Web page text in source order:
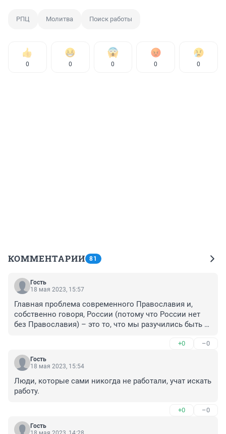
РПЦ Молитва Поиск работы
0 0 0 0 0
КОММЕНТАРИИ 81
Гость
18 мая 2023, 15:57
Главная проблема современного Православия и,
собственно говоря, России (потому что России нет
без Православия) – это то, что мы разучились быть
добровольного рабства. Рабская психология – это не
какой-то скрытый подтекст, а норма мироощущения
для православного христианина. Всё современное
свобод. И только Православная Церковь упорно
утверждает, что человек – это бесправный раб Божий.
«свободомыслящий» человек в православном храме,
где всё проникнуто архаикой рабства. Как
+0 –0
Гость
18 мая 2023, 15:54
Люди, которые сами никогда не работали, учат искать
работу.
+0 –0
Гость